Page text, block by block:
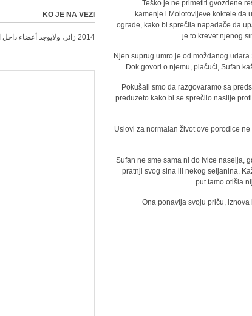
Teško je ne primetiti gvozdene
kamenje i Molotovljeve koktele da
ograde, kako bi sprečila napadače da
je to krevet njenog
Njen suprug umro je od moždanog
Dok govori o njemu, plačući, Sufan
Pokušali smo da razgovaramo sa
preduzeto kako bi se sprečilo nasilje
Uslovi za normalan život ove porodice
Sufan ne sme sama ni do ivice naselja,
pratnji svog sina ili nekog seljanina.
put tamo otišla
Ona ponavlja svoju priču,
KO JE NA VEZI
2014 زائر، ولايوجد أعضاء داخل الموقع